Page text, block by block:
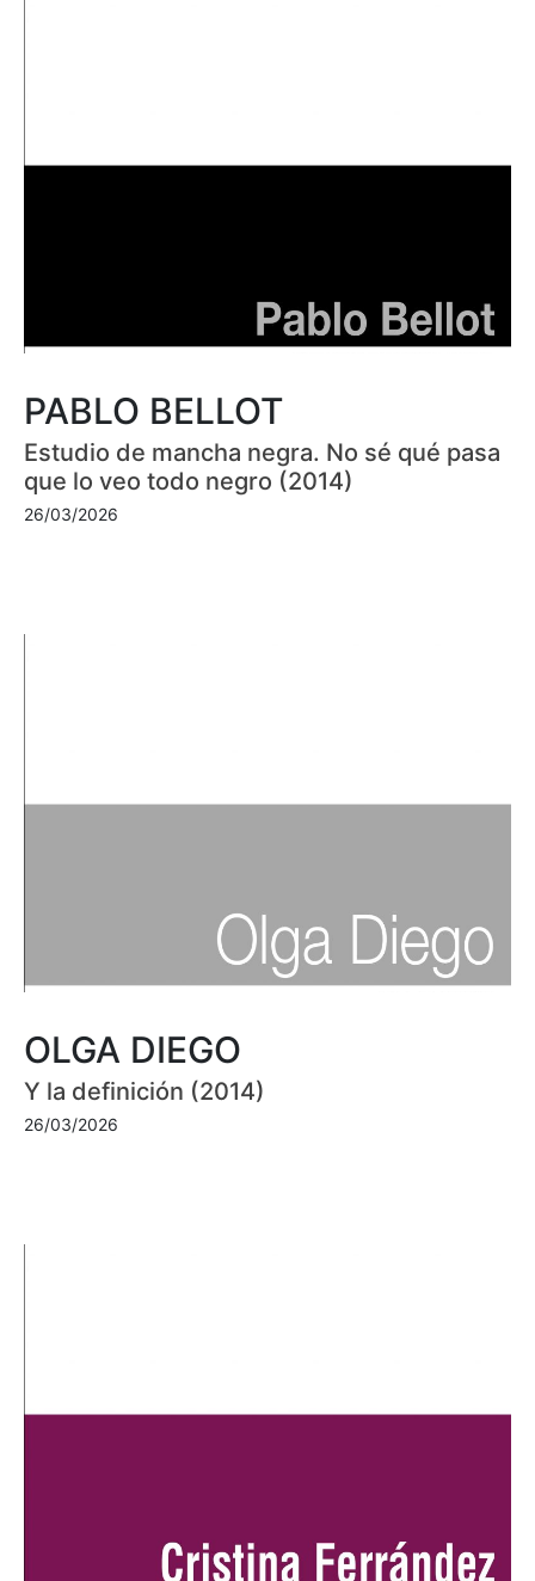
PABLO BELLOT
Estudio de mancha negra. No sé qué pasa
que lo veo todo negro (2014)
26/03/2026
OLGA DIEGO
Y la definición (2014)
26/03/2026